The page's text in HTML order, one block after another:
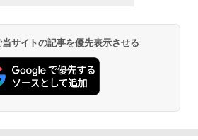
SPIRITS(バンダイ スピリッツ)
機動新世紀ガンダムX ガンダムエ
マスター 1/144スケール 色分け済みプ
240,000
京マルイ(TOKYO MARUI) No.21 H&K
HG 18歳以上エアーHOPハンドガン
3,409
ミヤ クラフトツールシリーズ No.123
細薄刃ニッパー (ゲートカット用) プラ
デル用工具 74123
サイトの記事を優先表示させる